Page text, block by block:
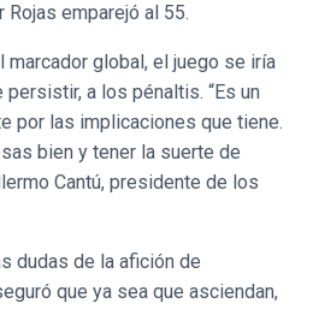
Rojas emparejó al 55.
marcador global, el juego se iría
a los pénaltis. “Es un
por las implicaciones que tiene.
bien y tener la suerte de
Cantú, presidente de los
dudas de la afición de
que ya sea que asciendan,